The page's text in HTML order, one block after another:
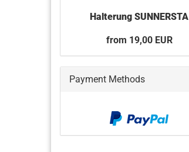
Halterung SUNNERSTA
from 19,00 EUR
Payment Methods